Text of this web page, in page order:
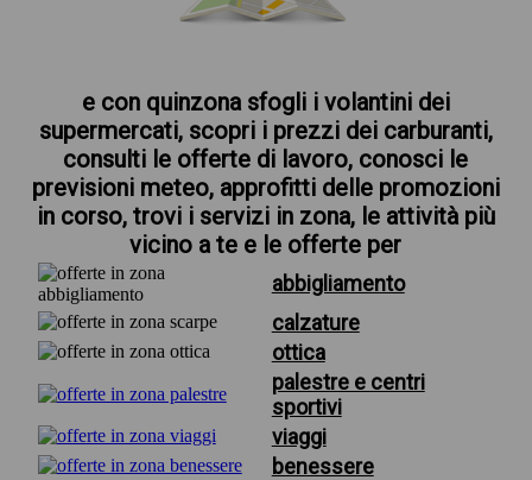
e con quinzona sfogli i volantini dei
supermercati, scopri i prezzi dei carburanti,
consulti le offerte di lavoro, conosci le
previsioni meteo, approfitti delle promozioni
in corso, trovi i servizi in zona, le attività più
vicino a te e le offerte per
abbigliamento
calzature
ottica
palestre e centri
sportivi
viaggi
benessere